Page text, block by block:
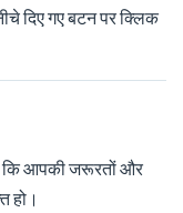
दिए गए बटन पर क्लिक
कि आपकी जरूरतों और
हो।